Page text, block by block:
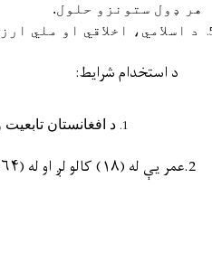
هر ډول ستونزو حلول.
د اسلامي، اخلاقي او ملي
د استخدام شرايط:
د افغانستان
2.عمر یې له (۱۸) کالو لږ او له (۶۴) زیات ونه‌اوسي.